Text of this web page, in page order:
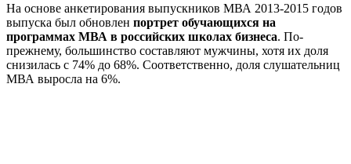
На основе анкетирования выпускников МВА 2013-2015 годов
выпуска был обновлен портрет обучающихся на
программах МВА в российских школах бизнеса. По-
прежнему, большинство составляют мужчины, хотя их доля
снизилась с 74% до 68%. Соответственно, доля слушательниц
МВА выросла на 6%.